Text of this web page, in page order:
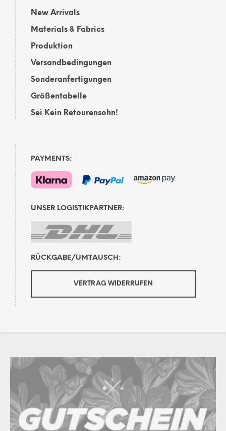
New Arrivals
Materials & Fabrics
Produktion
Versandbedingungen
Sonderanfertigungen
Größentabelle
Sei Kein Retourensohn!
PAYMENTS:
UNSER LOGISTIKPARTNER:
RÜCKGABE/UMTAUSCH:
VERTRAG WIDERRUFEN